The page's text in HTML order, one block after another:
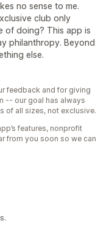
no sense to me.
club only
of doing? This app is
philanthropy. Beyond
else.
feedback and for giving
-- our goal has always
of all sizes, not exclusive.
features, nonprofit
from you soon so we can